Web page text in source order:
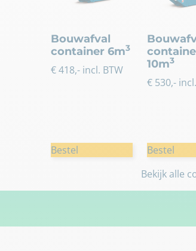
Bouwafval
container 6m3
€418,- incl. BTW
Bestel
10m3
€ 530,-
Bestel
Bekijk alle